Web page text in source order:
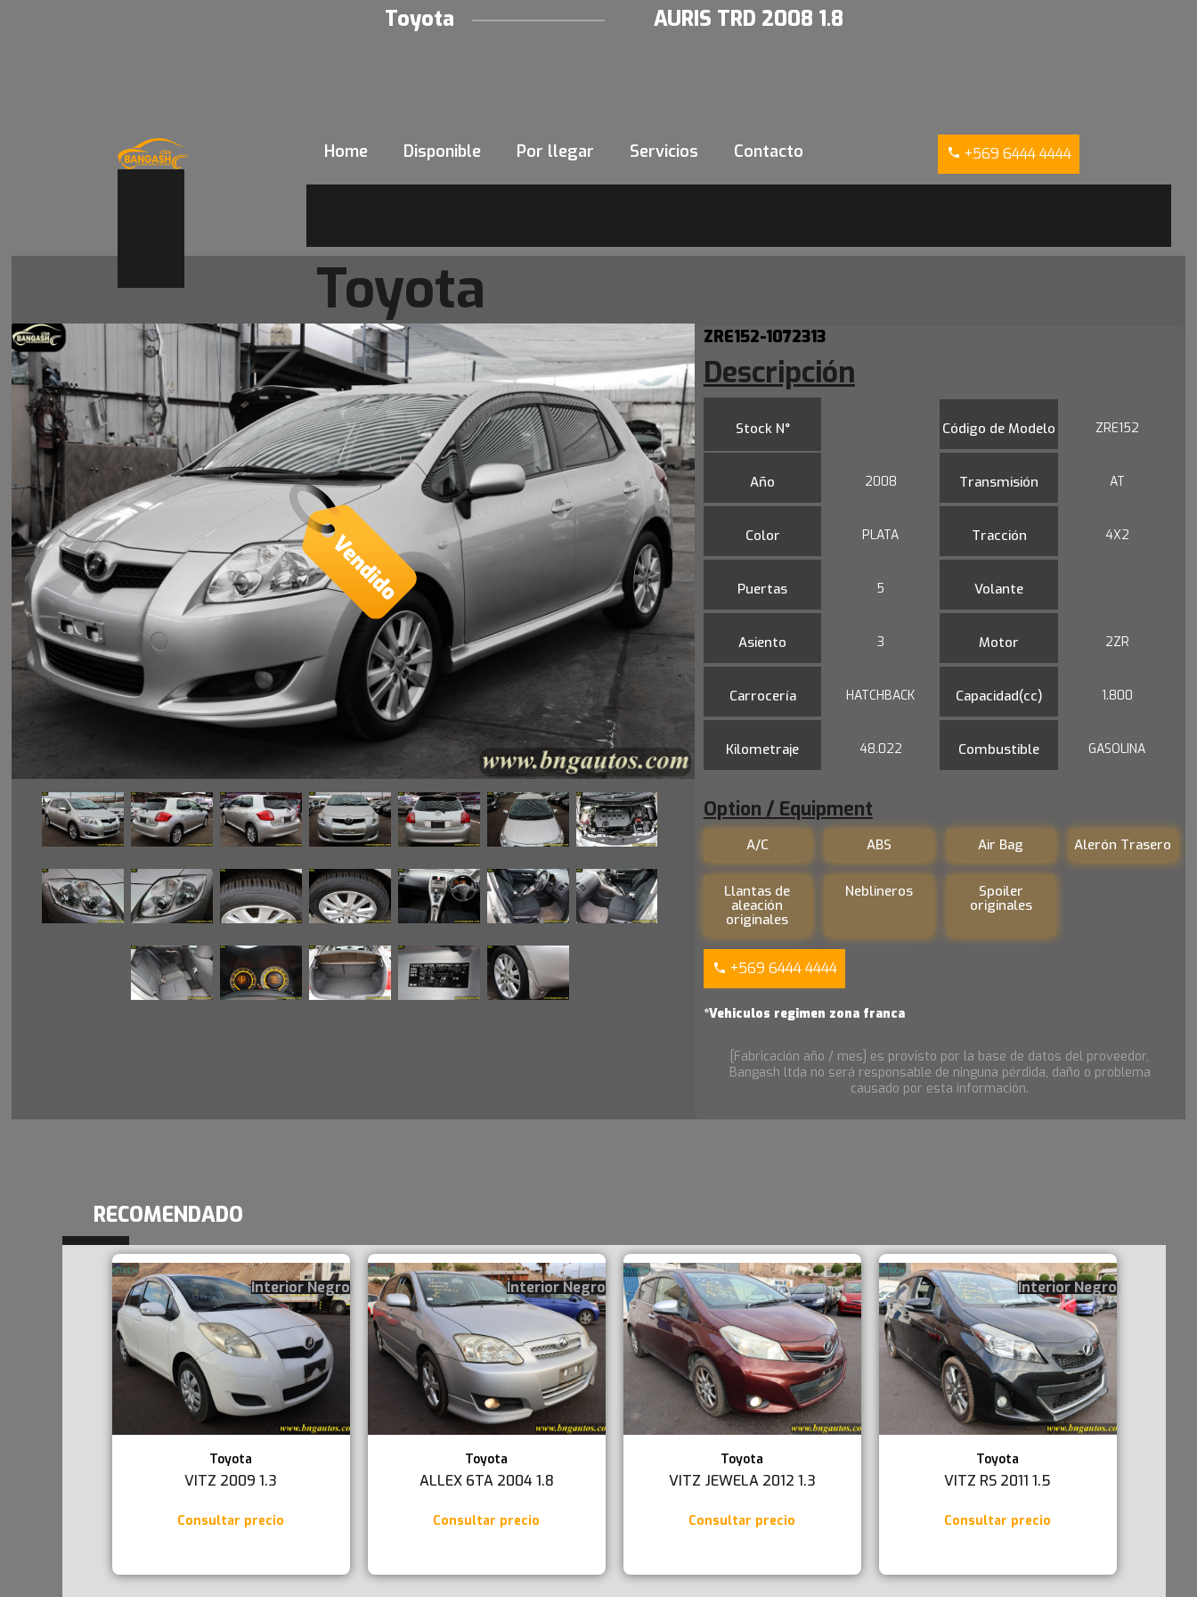
Toyota AURIS TRD 2008 1.8
Home Disponible Por llegar Servicios Contacto +569 6444 4444
Toyota
AURIS TRD
2008 1.8
ZRE152-1072313
Descripción
Stock N° Código de Modelo ZRE152
Año 2008 Transmisión AT
Color PLATA Tracción 4X2
Puertas 5 Volante
Asiento 3 Motor 2ZR
Carrocería HATCHBACK Capacidad(cc) 1.800
Kilometraje 48.022 Combustible GASOLINA
Option / Equipment
A/C ABS Air Bag Alerón Trasero
Llantas de
aleación
originales
Neblineros
Spoiler
originales
+569 6444 4444
*Vehiculos regimen zona franca
[Fabricación año / mes] es provisto por la base de datos del proveedor,
Bangash ltda no será responsable de ninguna pérdida, daño o problema
causado por esta información.
RECOMENDADO
Toyota
VITZ 2009 1.3
Consultar precio
Interior Negro
Toyota
ALLEX 6TA 2004 1.8
Consultar precio
Interior Negro
Toyota
VITZ JEWELA 2012 1.3
Consultar precio
Toyota
VITZ RS 2011 1.5
Consultar precio
Interior Negro